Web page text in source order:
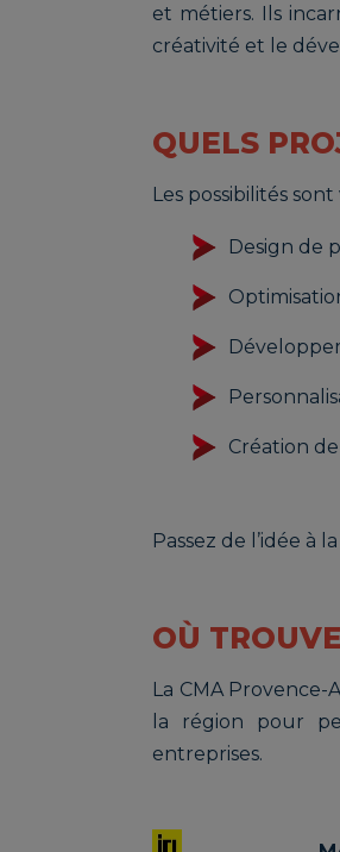
et métiers. Ils
créativité et le
QUELS
Les possibilités
Design de
Création de
Passez de l’idée à
OÙ
La CMA Provence-
la région pour
entreprises.